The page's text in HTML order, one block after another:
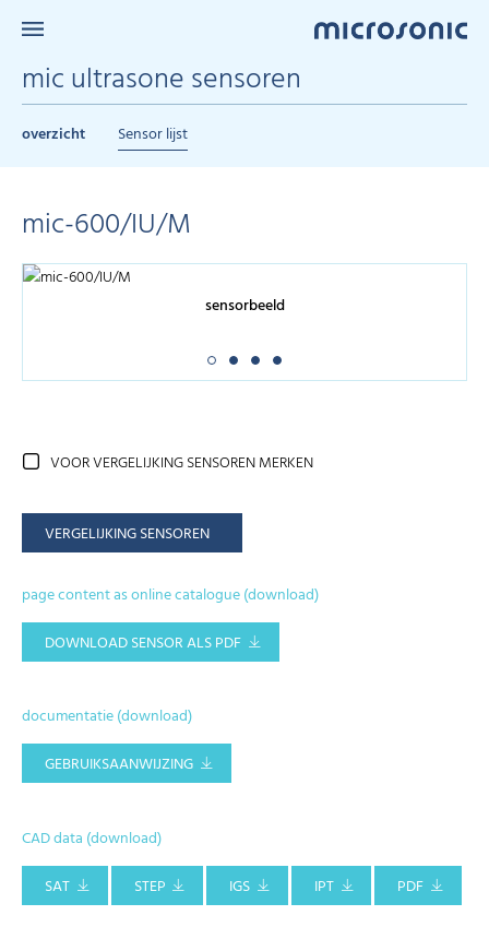
mic ultrasone sensoren
overzicht Sensor lijst
mic-600/IU/M
sensorbeeld
VOOR VERGELIJKING SENSOREN MERKEN
VERGELIJKING SENSOREN
page content as online catalogue (download)
DOWNLOAD SENSOR ALS PDF
documentatie (download)
GEBRUIKSAANWIJZING
CAD data (download)
SAT
STEP IGS IPT PDF